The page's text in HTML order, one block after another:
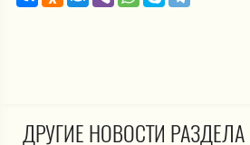
ДРУГИЕ НОВОСТИ РАЗДЕЛА